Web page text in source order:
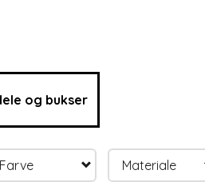
og bukser
Farve Materiale